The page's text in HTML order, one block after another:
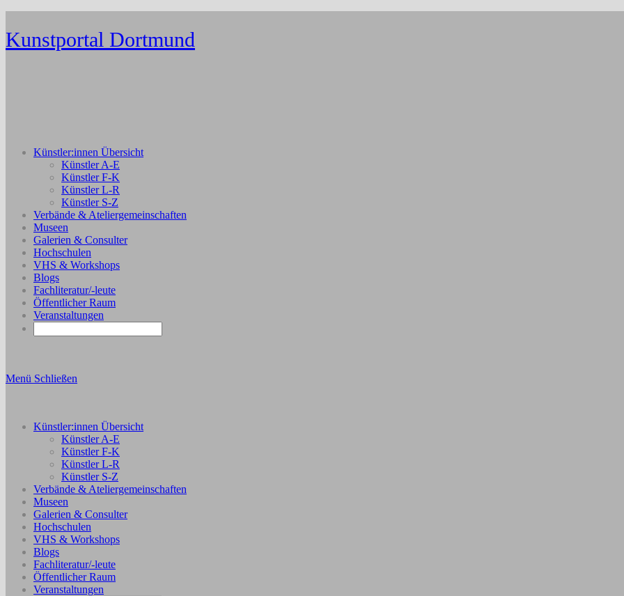
springen
Kunstportal Dortmund
Künstler:innen Übersicht
Künstler A-E
Künstler F-K
Künstler L-R
Künstler S-Z
Verbände & Ateliergemeinschaften
Museen
Galerien & Consulter
Hochschulen
VHS & Workshops
Blogs
Fachliteratur/-leute
Öffentlicher Raum
Veranstaltungen
Menü Schließen
Künstler:innen Übersicht
Künstler A-E
Künstler F-K
Künstler L-R
Künstler S-Z
Verbände & Ateliergemeinschaften
Museen
Galerien & Consulter
Hochschulen
VHS & Workshops
Blogs
Fachliteratur/-leute
Öffentlicher Raum
Veranstaltungen